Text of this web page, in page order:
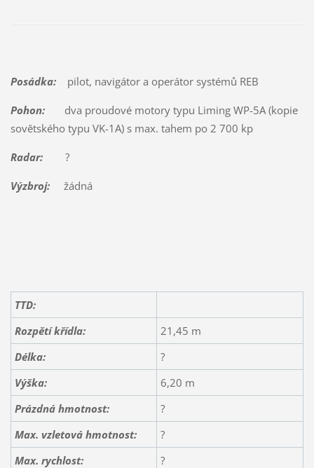
Posádka:pilot, navigátor a operátor systémů REB
Pohon:dva proudové motory typu Liming WP-5A (kopie
sovětského typu VK-1A) s max. tahem po 2 700 kp
Radar:?
Výzbroj:žádná
TTD:
Rozpětí křídla:
21,45 m
Délka:
?
Výška:
6,20 m
Prázdná hmotnost:
?
Max. vzletová hmotnost:
?
Max. rychlost:
?